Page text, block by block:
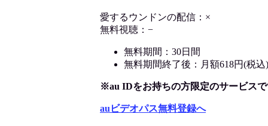
愛するウンドンの配信：×
無料視聴：−
無料期間：30日間
無料期間終了後：月額618円(税込)
※au IDをお持ちの方限定のサービス
auビデオパス無料登録へ